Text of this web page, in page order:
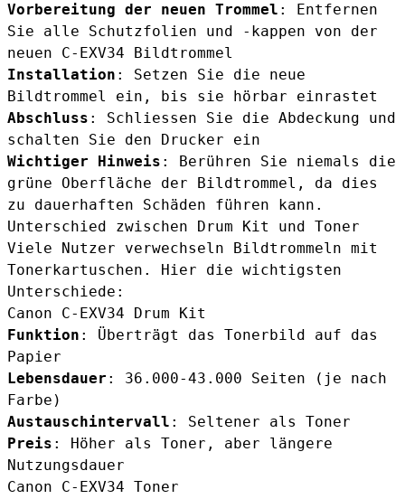
Vorbereitung der neuen Trommel : Entfernen
Sie alle Schutzfolien und -kappen von der
neuen C-EXV34 Bildtrommel
Installation : Setzen Sie die neue
Bildtrommel ein, bis sie hörbar einrastet
Abschluss : Schliessen Sie die Abdeckung und
schalten Sie den Drucker ein
Wichtiger Hinweis : Berühren Sie niemals die
grüne Oberfläche der Bildtrommel, da dies
zu dauerhaften Schäden führen kann.
Unterschied zwischen Drum Kit und Toner
Viele Nutzer verwechseln Bildtrommeln mit
Tonerkartuschen. Hier die wichtigsten
Unterschiede:
Canon C-EXV34 Drum Kit
Funktion : Überträgt das Tonerbild auf das
Papier
Lebensdauer : 36.000-43.000 Seiten (je nach
Farbe)
Austauschintervall : Seltener als Toner
Preis : Höher als Toner, aber längere
Nutzungsdauer
Canon C-EXV34 Toner